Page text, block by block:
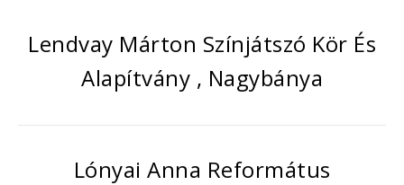
Lendvay Márton Színjátszó Kör És
Alapítvány , Nagybánya
Lónyai Anna Református